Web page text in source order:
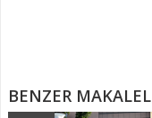
BENZER